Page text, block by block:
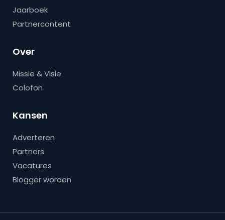
Jaarboek
Partnercontent
Over
Missie & Visie
Colofon
Kansen
Adverteren
Partners
Vacatures
Blogger worden